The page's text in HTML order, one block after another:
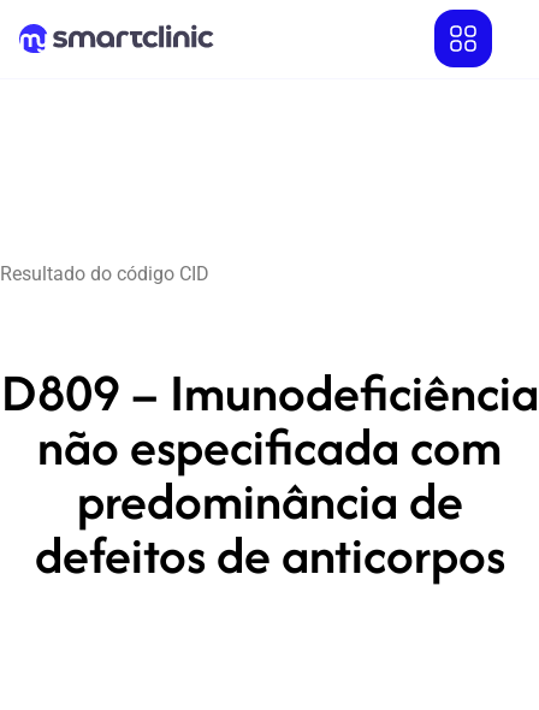
Resultado do código CID
D809 – Imunodeficiência
não especificada com
predominância de
defeitos de anticorpos